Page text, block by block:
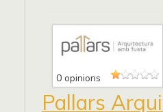
0 opinions
Pallars